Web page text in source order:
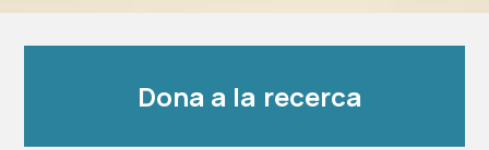
Dona a la recerca